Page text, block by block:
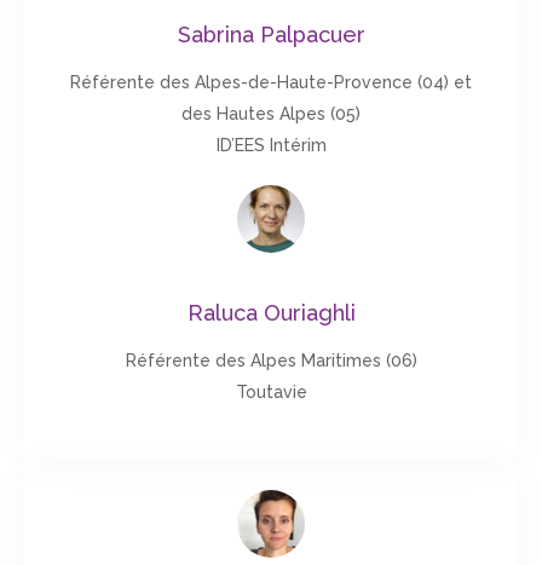
Sabrina Palpacuer
Référente des Alpes-de-Haute-Provence (04) et
des Hautes Alpes (05)
ID’EES Intérim
Raluca Ouriaghli
Référente des Alpes Maritimes (06)
Toutavie